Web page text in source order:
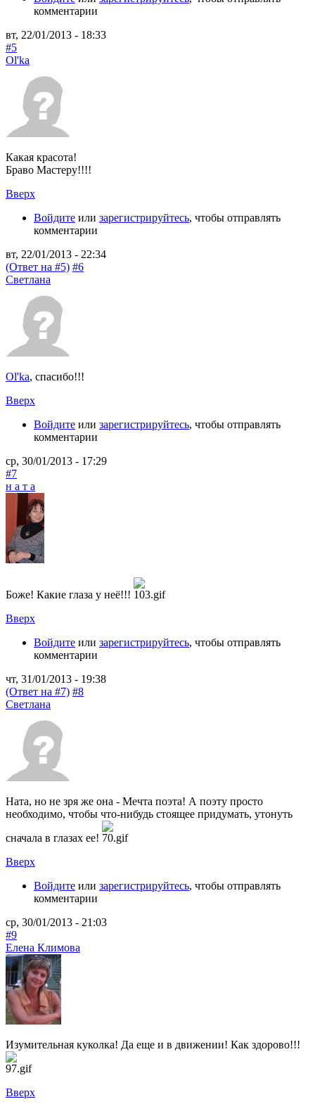
комментарии
вт, 22/01/2013 - 18:33
#5
Ol'ka
Какая красота!
Браво Мастеру!!!!
Вверх
Войдите или зарегистрируйтесь, чтобы отправлять
комментарии
вт, 22/01/2013 - 22:34
(Ответ на #5) #6
Светлана
Ol'ka, спасибо!!!
Вверх
Войдите или зарегистрируйтесь, чтобы отправлять
комментарии
ср, 30/01/2013 - 17:29
#7
н а т а
Боже! Какие глаза у неё!!!
Вверх
Войдите или зарегистрируйтесь, чтобы отправлять
комментарии
чт, 31/01/2013 - 19:38
(Ответ на #7) #8
Светлана
Ната, но не зря же она - Мечта поэта! А поэту просто
необходимо, чтобы что-нибудь стоящее придумать, утонуть
сначала в глазах ее!
Вверх
Войдите или зарегистрируйтесь, чтобы отправлять
комментарии
ср, 30/01/2013 - 21:03
#9
Елена Климова
Изумительная куколка! Да еще и в движении! Как здорово!!!
Вверх